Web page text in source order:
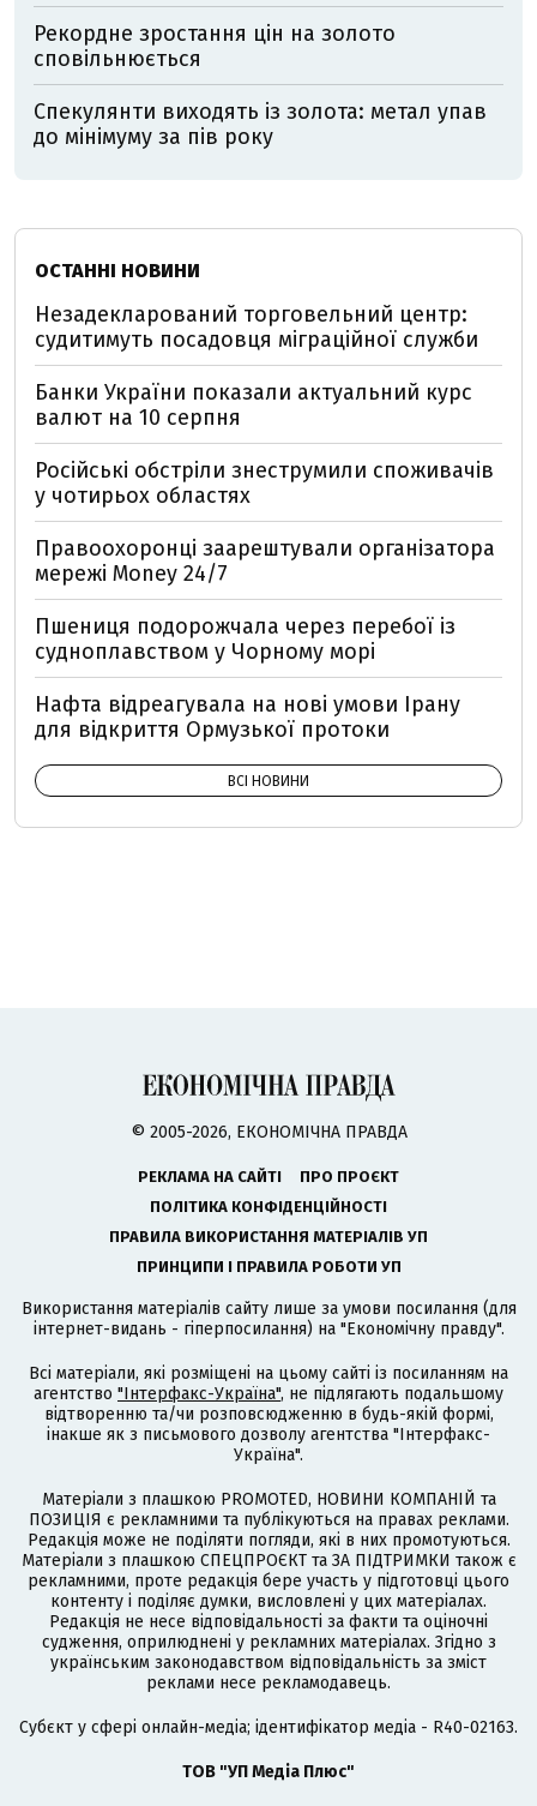
Рекордне зростання цін на золото
сповільнюється
Спекулянти виходять із золота: метал упав
до мінімуму за пів року
ОСТАННІ НОВИНИ
Незадекларований торговельний центр:
судитимуть посадовця міграційної служби
Банки України показали актуальний курс
валют на 10 серпня
Російські обстріли знеструмили споживачів
у чотирьох областях
Правоохоронці заарештували організатора
мережі Money 24/7
Пшениця подорожчала через перебої із
судноплавством у Чорному морі
Нафта відреагувала на нові умови Ірану
для відкриття Ормузької протоки
ВСІ НОВИНИ
© 2005-2026, ЕКОНОМІЧНА ПРАВДА
РЕКЛАМА НА САЙТІ
ПРО ПРОЄКТ
ПОЛІТИКА КОНФІДЕНЦІЙНОСТІ
ПРАВИЛА ВИКОРИСТАННЯ МАТЕРІАЛІВ УП
ПРИНЦИПИ І ПРАВИЛА РОБОТИ УП
Використання матеріалів сайту лише за умови посилання (для
інтернет-видань - гіперпосилання) на "Економічну правду".
Всі матеріали, які розміщені на цьому сайті із посиланням на
агентство "Інтерфакс-Україна", не підлягають подальшому
відтворенню та/чи розповсюдженню в будь-якій формі,
інакше як з письмового дозволу агентства "Інтерфакс-
Україна".
Матеріали з плашкою PROMOTED, НОВИНИ КОМПАНІЙ та
ПОЗИЦІЯ є рекламними та публікуються на правах реклами.
Редакція може не поділяти погляди, які в них промотуються.
Матеріали з плашкою СПЕЦПРОЄКТ та ЗА ПІДТРИМКИ також є
рекламними, проте редакція бере участь у підготовці цього
контенту і поділяє думки, висловлені у цих матеріалах.
Редакція не несе відповідальності за факти та оціночні
судження, оприлюднені у рекламних матеріалах. Згідно з
українським законодавством відповідальність за зміст
реклами несе рекламодавець.
Cубєкт у сфері онлайн-медіа; ідентифікатор медіа - R40-02163.
ТОВ "УП Медіа Плюс"